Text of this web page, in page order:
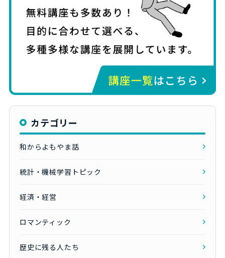
カテゴリー
和からよもやま話
統計・機械学習トピック
経済・経営
ロマンティック
歴史に残る人たち